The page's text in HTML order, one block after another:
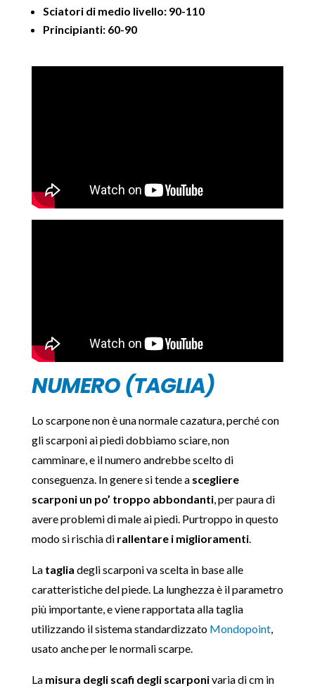
Sciatori di medio livello: 90-110
Principianti: 60-90
NUMERO (TAGLIA)
Lo scarpone non è una normale cazatura, perché con
gli scarponi ai piedi dobbiamo sciare, non
camminare, e il numero andrebbe scelto di
conseguenza. In genere si tende a scegliere
scarponi un po’ troppo abbondanti, per paura di
avere problemi di male ai piedi. Purtroppo in questo
modo si rischia di rallentare i miglioramenti.
La taglia degli scarponi va scelta in base alle
caratteristiche del piede. La lunghezza è il parametro
più importante, e viene rapportata alla taglia
utilizzando il sistema standardizzato Mondopoint,
usato anche per le normali scarpe.
La misura degli scafi degli scarponivaria di cm in